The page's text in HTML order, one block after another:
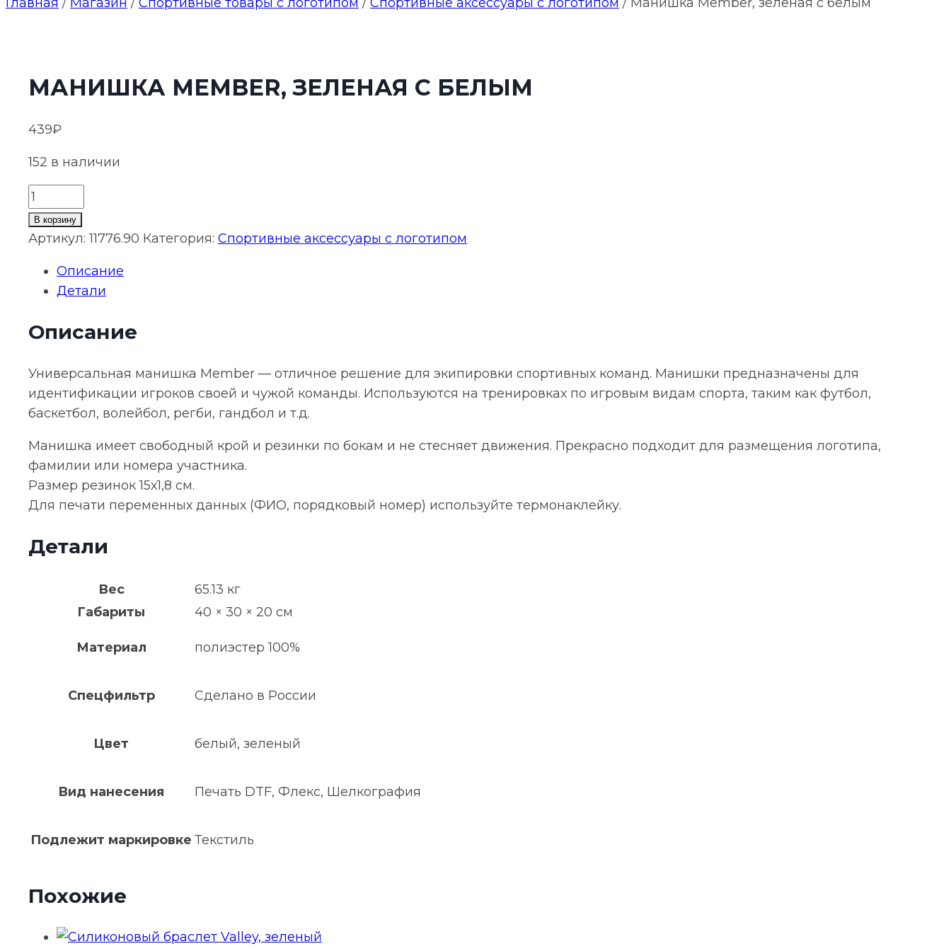
МАНИШКА MEMBER, ЗЕЛЕНАЯ С БЕЛЫМ
439₽
152 в наличии
Количество
товара
Манишка
зеленая
В корзину
Артикул:11776.90 Категория: Спортивные аксессуары с логотипом
Описание
Детали
Описание
Универсальная манишка Member — отличное решение для экипировки спортивных команд. Манишки предназначены для
идентификации игроков своей и чужой команды. Используются на тренировках по игровым видам спорта, таким как футбол,
баскетбол, волейбол, регби, гандбол и т.д.
Манишка имеет свободный крой и резинки по бокам и не стесняет движения. Прекрасно подходит для размещения логотипа,
фамилии или номера участника.
Размер резинок 15х1,8 см.
Для печати переменных данных (ФИО, порядковый номер) используйте термонаклейку.
Детали
Вес
65.13 кг
Габариты
40 × 30 × 20 см
Материал полиэстер 100%
Спецфильтр Сделано в России
Цвет белый, зеленый
Вид нанесения Печать DTF, Флекс, Шелкография
Подлежит маркировке Текстиль
Похожие